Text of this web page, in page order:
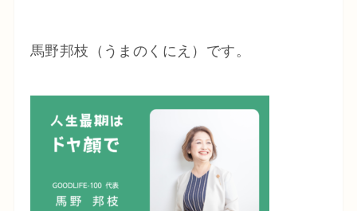
馬野邦枝（うまのくにえ）です。